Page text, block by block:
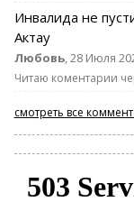
Инвалида не
Актау
Любовь, 28 Июля
Читаю коментарии
смотреть все